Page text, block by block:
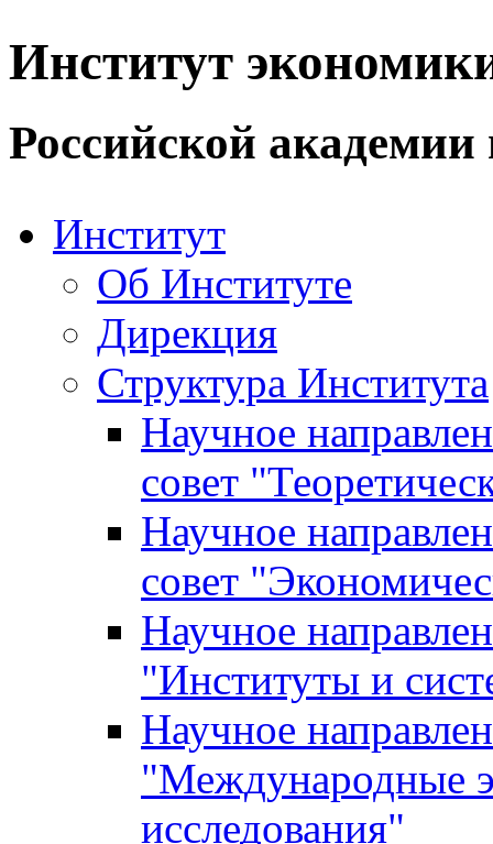
Институт
Российской академии
Институт
Об Институте
Дирекция
Структура Института
Научное
совет
Научное
совет
Научное
"Институты и
Научное
"Международные
исследования"